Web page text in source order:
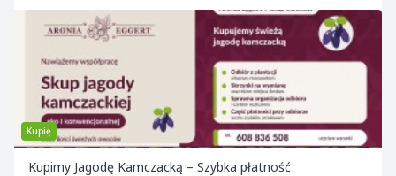
Kupię
Kupimy Jagodę Kamczacką – Szybka płatność